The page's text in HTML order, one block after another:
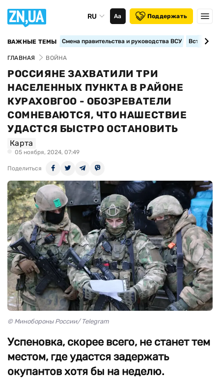
RU Аа Поддержать
ВАЖНЫЕ ТЕМЫ Смена правительства и руководства ВСУ
ГЛАВНАЯ ВОЙНА
РОССИЯНЕ ЗАХВАТИЛИ ТРИ
НАСЕЛЕННЫХ ПУНКТА В РАЙОНЕ
КУРАХОВГОО - ОБОЗРЕВАТЕЛИ
СОМНЕВАЮТСЯ, ЧТО НАШЕСТВИЕ
УДАСТСЯ БЫСТРО ОСТАНОВИТЬ
Карта
05 ноября, 2024, 07:49
Поделиться
© Минобороны России/ Telegram
Успеновка, скорее всего, не станет тем
местом, где удастся задержать
окупантов хотя бы на неделю.